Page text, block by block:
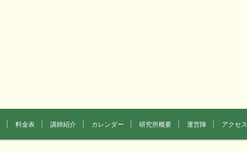
料金表 講師紹介 カレンダー 研究所概要 運営陣 アクセス